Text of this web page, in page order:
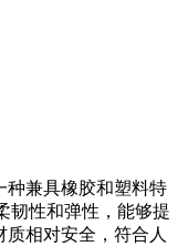
种兼具橡胶和塑料特
韧性和弹性，能够提
相对安全，符合人